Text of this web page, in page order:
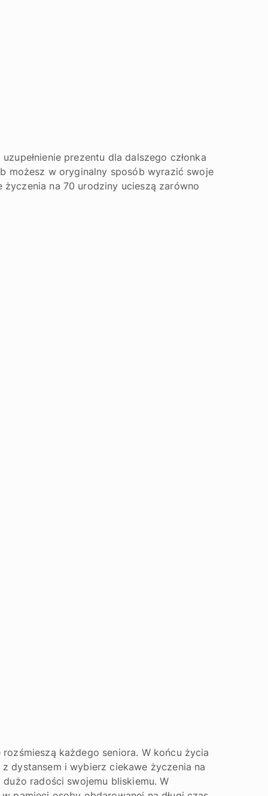
prezentu dla dalszego członka
możesz w oryginalny sposób wyrazić swoje
na 70 urodziny ucieszą zarówno
każdego seniora. W końcu życia
dystansem i wybierz ciekawe życzenia na
radości swojemu bliskiemu. W